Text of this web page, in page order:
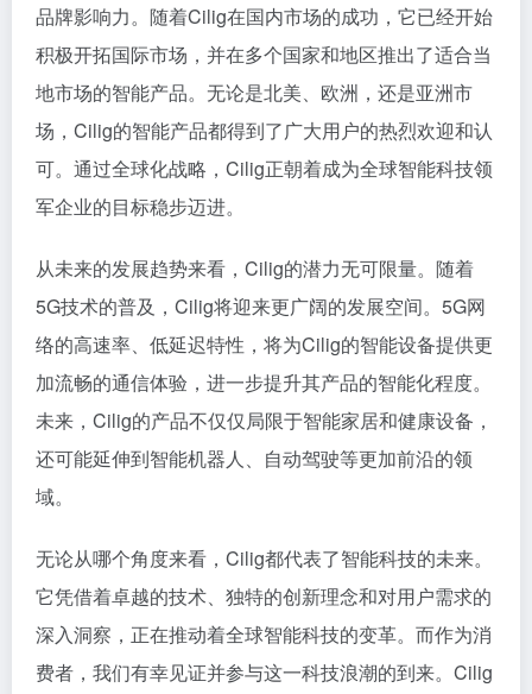
品牌影响力。随着Cilig在国内市场的成功，它已经开始
积极开拓国际市场，并在多个国家和地区推出了适合当
地市场的智能产品。无论是北美、欧洲，还是亚洲市
场，Cilig的智能产品都得到了广大用户的热烈欢迎和认
可。通过全球化战略，Cilig正朝着成为全球智能科技领
军企业的目标稳步迈进。
从未来的发展趋势来看，Cilig的潜力无可限量。随着
5G技术的普及，Cilig将迎来更广阔的发展空间。5G网
络的高速率、低延迟特性，将为Cilig的智能设备提供更
加流畅的通信体验，进一步提升其产品的智能化程度。
未来，Cilig的产品不仅仅局限于智能家居和健康设备，
还可能延伸到智能机器人、自动驾驶等更加前沿的领
域。
无论从哪个角度来看，Cilig都代表了智能科技的未来。
它凭借着卓越的技术、独特的创新理念和对用户需求的
深入洞察，正在推动着全球智能科技的变革。而作为消
费者，我们有幸见证并参与这一科技浪潮的到来。Cilig